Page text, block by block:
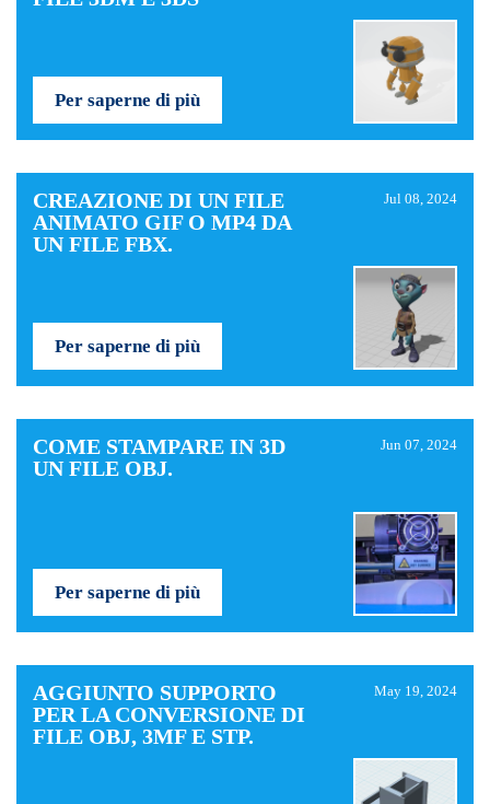
Per saperne di più
CREAZIONE DI UN FILE
ANIMATO GIF O MP4 DA
UN FILE FBX.
Jul 08, 2024
Per saperne di più
COME STAMPARE IN 3D
UN FILE OBJ.
Jun 07, 2024
Per saperne di più
AGGIUNTO SUPPORTO
PER LA CONVERSIONE DI
FILE OBJ, 3MF E STP.
May 19, 2024